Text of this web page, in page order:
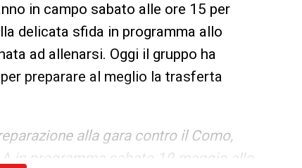
in campo sabato alle ore 15 per
delicata sfida in programma allo
ad allenarsi. Oggi il gruppo ha
preparare al meglio la trasferta
alla gara contro il Como,
in programma sabato 10 maggio allo